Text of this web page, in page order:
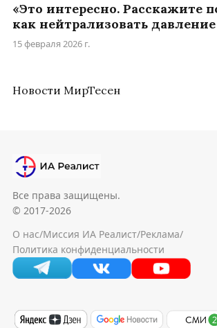
«Это интересно. Расскажите
как нейтрализовать давление
15 февраля 2026 г.
Новости МирТесен
Все права защищены.
© 2017-2026
О нас/Миссия ИА Реалист/Реклама/
Политика конфиденциальности